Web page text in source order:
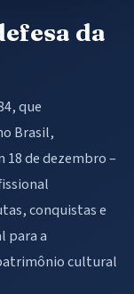
da
que
Brasil,
18 de dezembro –
conquistas e
para a
cultural